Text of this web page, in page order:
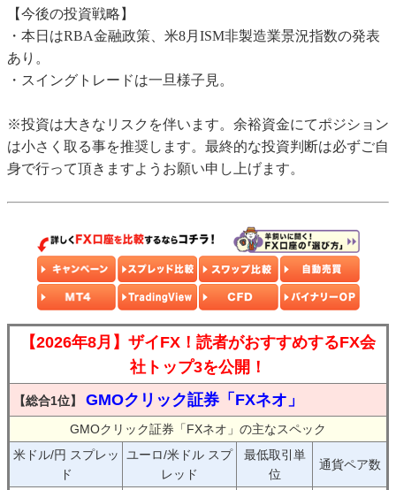
【今後の投資戦略】
・本日はRBA金融政策、米8月ISM非製造業景況指数の発表
あり。
・スイングトレードは一旦様子見。
※投資は大きなリスクを伴います。余裕資金にてポジション
は小さく取る事を推奨します。最終的な投資判断は必ずご自
身で行って頂きますようお願い申し上げます。
【2026年8月】ザイFX！読者がおすすめするFX会
社トップ3を公開！
【総合1位】 GMOクリック証券「FXネオ」
GMOクリック証券「FXネオ」の主なスペック
米ドル/円 スプレッ
ド
ユーロ/米ドル スプ
レッド
最低取引単
位
通貨ペア数